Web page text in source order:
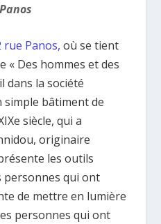
Panos, où se tient
« Des hommes et des
dans la société
bâtiment de
siècle, qui a
originaire
les outils
personnes qui ont
de mettre en lumière
personnes qui ont